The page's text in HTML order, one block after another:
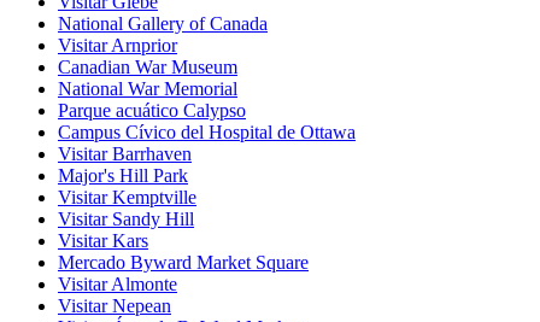
National Gallery of Canada
Visitar Arnprior
Canadian War Museum
National War Memorial
Parque acuático Calypso
Campus Cívico del Hospital de Ottawa
Visitar Barrhaven
Major's Hill Park
Visitar Kemptville
Visitar Sandy Hill
Visitar Kars
Mercado Byward Market Square
Visitar Almonte
Visitar Nepean